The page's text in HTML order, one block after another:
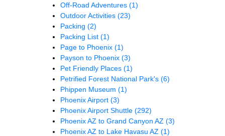
Off-Road Adventures (1)
Outdoor Activities (23)
Packing (2)
Packing List (1)
Page to Phoenix (1)
Payson to Phoenix (3)
Pet Friendly Places (1)
Petrified Forest National Park's (6)
Phippen Museum (1)
Phoenix Airport (3)
Phoenix Airport Shuttle (292)
Phoenix AZ to Grand Canyon AZ (3)
Phoenix AZ to Lake Havasu AZ (1)